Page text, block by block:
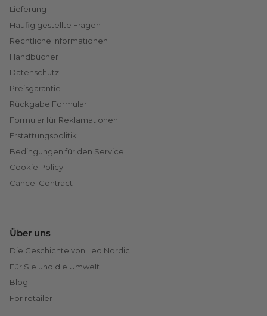
Lieferung
Haufig gestellte Fragen
Rechtliche Informationen
Handbücher
Datenschutz
Preisgarantie
Rückgabe Formular
Formular für Reklamationen
Erstattungspolitik
Bedingungen für den Service
Cookie Policy
Cancel Contract
Über uns
Die Geschichte von Led Nordic
Für Sie und die Umwelt
Blog
For retailer